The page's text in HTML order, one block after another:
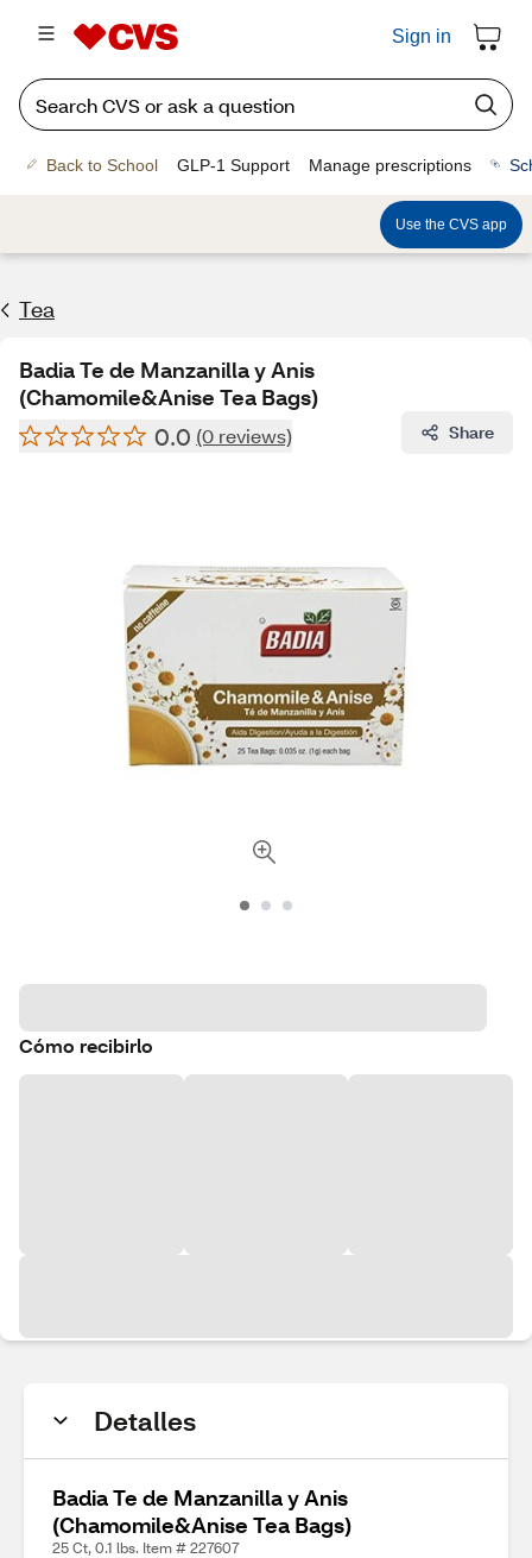
Sign in
Back to School GLP-1 Support Manage prescriptions
Use the CVS app
Tea
Badia Te de Manzanilla y Anis
(Chamomile&Anise Tea Bags)
0.0 (0 reviews) Share
Cómo recibirlo
Detalles
Badia Te de Manzanilla y Anis
(Chamomile&Anise Tea Bags)
25 Ct, 0.1 lbs. Item # 227607